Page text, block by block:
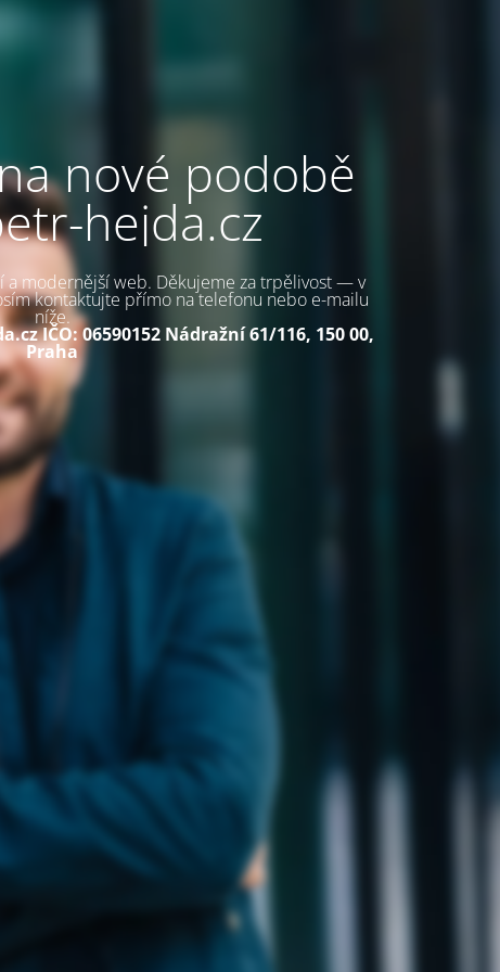
nové podobě
hejda.cz
a modernější web. Děkujeme za trpělivost — v
kontaktujte přímo na telefonu nebo e-mailu
níže.
IČO: 06590152 Nádražní 61/116, 150 00,
Praha